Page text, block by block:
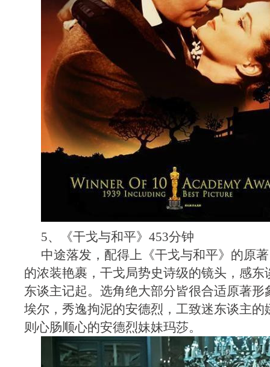
5、《干戈与和平》453分钟
中途落发，配得上《干戈与和平》的原
的浓装艳裹，干戈局势史诗级的镜头，感东
东谈主记起。选角绝大部分皆很合适原著形
埃尔，秀逸拘泥的安德烈，工致迷东谈主的
则心肠顺心的安德烈妹妹玛莎。